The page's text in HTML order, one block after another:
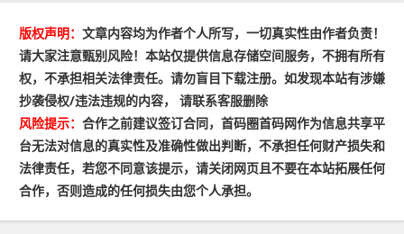
版权声明： 文章内容均为作者个人所写，一切真实性由作者负责！
请大家注意甄别风险！本站仅提供信息存储空间服务，不拥有所有
权，不承担相关法律责任。请勿盲目下载注册。如发现本站有涉嫌
抄袭侵权/违法违规的内容， 请联系客服删除
风险提示： 合作之前建议签订合同，首码圈首码网作为信息共享平
台无法对信息的真实性及准确性做出判断，不承担任何财产损失和
法律责任，若您不同意该提示，请关闭网页且不要在本站拓展任何
合作，否则造成的任何损失由您个人承担。